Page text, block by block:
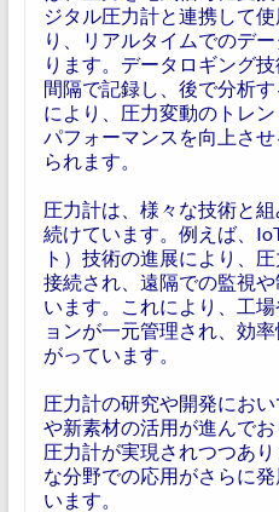
ジタル圧力計と連携して
り、リアルタイムでのデ
ります。データロギング
間隔で記録し、後で分析
により、圧力変動のトレ
パフォーマンスを向上さ
られます。
圧力計は、様々な技術と
続けています。例えば、
ト）技術の進展により、
接続され、遠隔での監視
います。これにより、工
ョンが一元管理され、効
がっています。
圧力計の研究や開発にお
や新素材の活用が進んで
圧力計が実現されつつあ
な分野での応用がさらに
います。